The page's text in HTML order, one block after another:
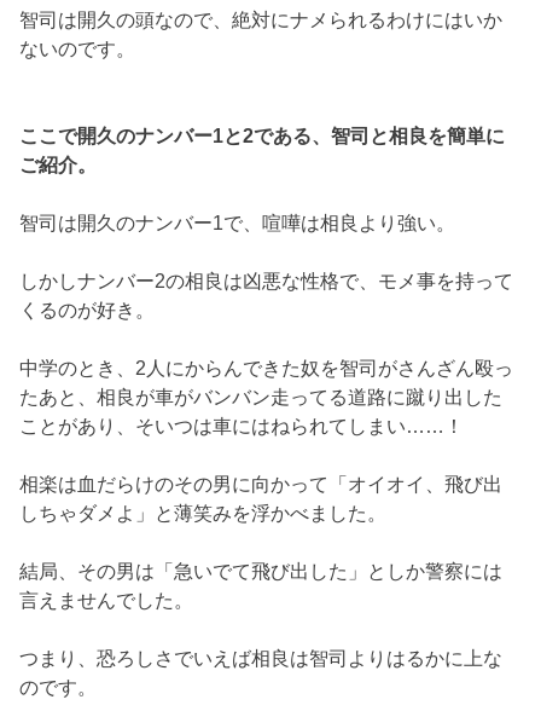
智司は開久の頭なので、絶対にナメられるわけにはいか
ないのです。
ここで開久のナンバー1と2である、智司と相良を簡単に
ご紹介。
智司は開久のナンバー1で、喧嘩は相良より強い。
しかしナンバー2の相良は凶悪な性格で、モメ事を持って
くるのが好き。
中学のとき、2人にからんできた奴を智司がさんざん殴っ
たあと、相良が車がバンバン走ってる道路に蹴り出した
ことがあり、そいつは車にはねられてしまい……！
相楽は血だらけのその男に向かって「オイオイ、飛び出
しちゃダメよ」と薄笑みを浮かべました。
結局、その男は「急いでて飛び出した」としか警察には
言えませんでした。
つまり、恐ろしさでいえば相良は智司よりはるかに上な
のです。